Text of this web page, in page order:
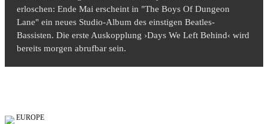
erloschen: Ende Mai erscheint in "The Boys Of Dungeon
Lane" ein neues Studio-Album des einstigen Beatles-
Bassisten. Die erste Auskopplung ›Days We Left Behind‹ wird
bereits morgen abrufbar sein.
EUROPE